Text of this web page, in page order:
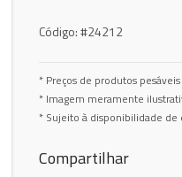
Código:#24212
* Preços de produtos
* Imagem meramente
* Sujeito à disponibilidade de
Compartilhar